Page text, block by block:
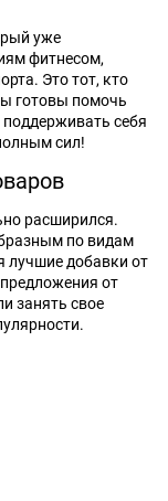
уже
фитнесом,
Это тот, кто
готовы помочь
себя
сил!
расширился.
по видам
лучшие добавки от
от
занять свое